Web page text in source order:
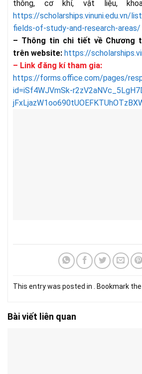
thông, cơ khí, vật liệu,
https://scholarships.vinuni.edu.vn/
fields-of-study-and-research-areas/
– Thông tin chi tiết về Chương
trên website: https://
– Link đăng kí tham gia:
https://forms.office.com/pages/
id=iSf4WJVmSk-
This entry was posted in . Bookmark the
Bài viết liên quan